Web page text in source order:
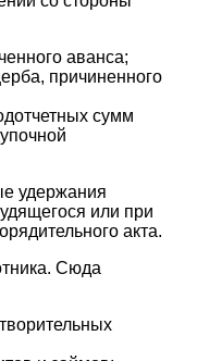
аванса;
причиненного
сумм
удержания
или при
акта.
Сюда